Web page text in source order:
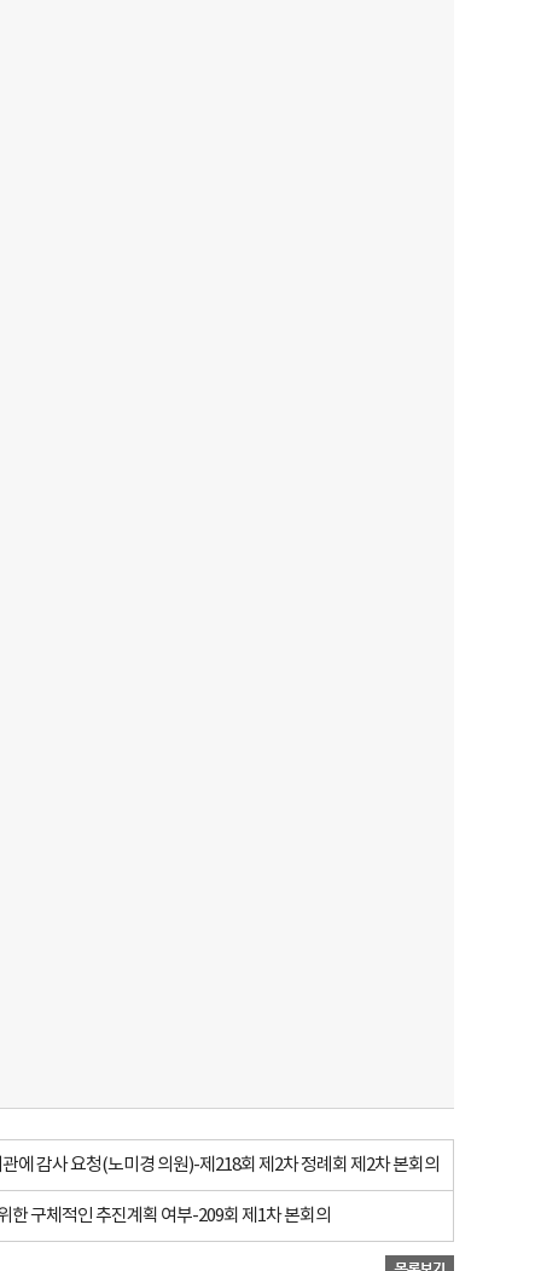
에 감사 요청(노미경 의원)-제218회 제2차 정례회 제2차 본회의
구체적인 추진계획 여부-209회 제1차 본회의